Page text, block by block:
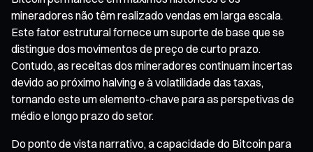
mineradores não têm realizado vendas em larga escala.
Este fator estrutural fornece um suporte de base que se
distingue dos movimentos de preço de curto prazo.
Contudo, as receitas dos mineradores continuam incertas
devido ao próximo halving e à volatilidade das taxas,
tornando este um elemento-chave para as perspetivas de
médio e longo prazo do setor.
Do ponto de vista narrativo, a capacidade do Bitcoin para